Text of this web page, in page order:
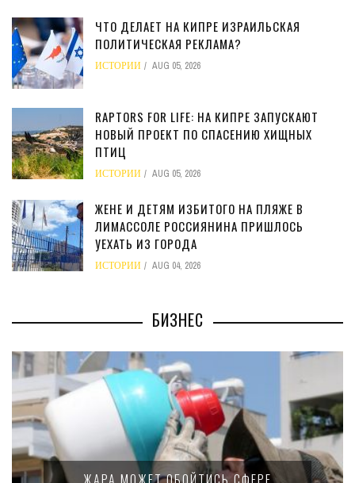
ЧТО ДЕЛАЕТ НА КИПРЕ ИЗРАИЛЬСКАЯ
ПОЛИТИЧЕСКАЯ РЕКЛАМА?
ИСТОРИИ AUG 05, 2026
RAPTORS FOR LIFE: НА КИПРЕ ЗАПУСКАЮТ
НОВЫЙ ПРОЕКТ ПО СПАСЕНИЮ ХИЩНЫХ
ПТИЦ
ИСТОРИИ AUG 05, 2026
ЖЕНЕ И ДЕТЯМ ИЗБИТОГО НА ПЛЯЖЕ В
ЛИМАССОЛЕ РОССИЯНИНА ПРИШЛОСЬ
УЕХАТЬ ИЗ ГОРОДА
ИСТОРИИ AUG 04, 2026
БИЗНЕС
МИНФИН КИПРА ПЕРЕПИСАЛ ЗАКОН О